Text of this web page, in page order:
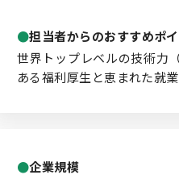
担当者からのおすすめポ
世界トップレベルの技術力
ある福利厚生と恵まれた就
企業規模